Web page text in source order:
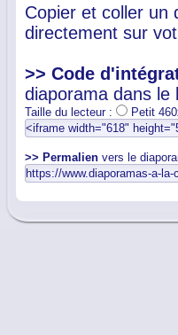
Copier et coller un
directement sur
>> Code
diaporama dans le
Taille du lecteur : Petit
>> Permalien vers le